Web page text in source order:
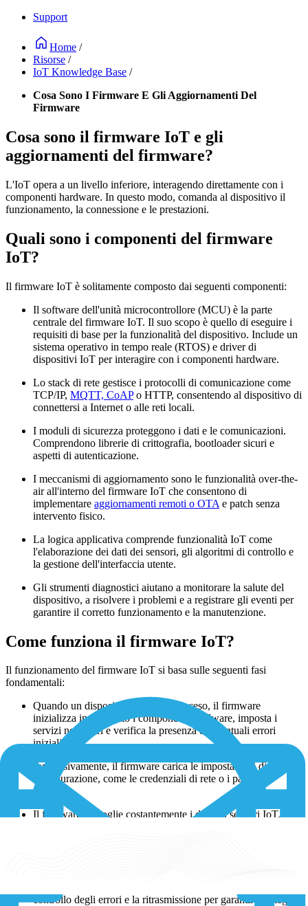
Support
Home /
Risorse /
IoT Knowledge Base /
Cosa Sono I Firmware E Gli Aggiornamenti Del
Firmware
Cosa sono il firmware IoT e gli
aggiornamenti del firmware?
L'IoT opera a un livello inferiore, interagendo direttamente con i
componenti hardware. In questo modo, comanda al dispositivo il
funzionamento, la connessione e le prestazioni.
Quali sono i componenti del firmware
IoT?
Il firmware IoT è solitamente composto dai seguenti componenti:
Il software dell'unità microcontrollore (MCU) è la parte
centrale del firmware IoT. Il suo scopo è quello di eseguire i
requisiti di base per la funzionalità del dispositivo. Include un
sistema operativo in tempo reale (RTOS) e driver di
dispositivi IoT per interagire con i componenti hardware.
Lo stack di rete gestisce i protocolli di comunicazione come
TCP/IP, MQTT, CoAPo HTTP, consentendo al dispositivo di
connettersi a Internet o alle reti locali.
I moduli di sicurezza proteggono i dati e le comunicazioni.
Comprendono librerie di crittografia, bootloader sicuri e
aspetti di autenticazione.
I meccanismi di aggiornamento sono le funzionalità over-the-
air all'interno del firmware IoT che consentono di
implementare aggiornamenti remoti o OTA e patch senza
intervento fisico.
La logica applicativa comprende funzionalità IoT come
l'elaborazione dei dati dei sensori, gli algoritmi di controllo e
la gestione dell'interfaccia utente.
Gli strumenti diagnostici aiutano a monitorare la salute del
dispositivo, a risolvere i problemi e a registrare gli eventi per
garantire il corretto funzionamento e la manutenzione.
Come funziona il firmware IoT?
Il funzionamento del firmware IoT si basa sulle seguenti fasi
fondamentali:
Quando un dispositivo IoT viene acceso, il firmware
inizializza innanzitutto i componenti hardware, imposta i
servizi necessari e verifica la presenza di eventuali errori
iniziali.
Successivamente, il firmware carica le impostazioni di
configurazione, come le credenziali di rete o i parametri
operativi.
Il firmware raccoglie costantemente i dati dai sensori IoT, li
ai server centrali tramite i protocolli di comunicazione
controllo degli errori e la ritrasmissione per garantire l'integrità